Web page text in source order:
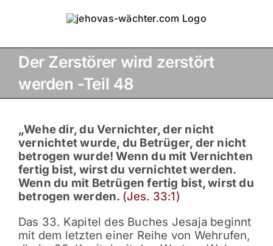
Der Zerstörer wird zerstört
werden -Teil 48
Image
„Wehe dir, du Vernichter, der nicht
vernichtet wurde, du Betrüger, der nicht
betrogen wurde! Wenn du mit Vernichten
fertig bist, wirst du vernichtet werden.
Wenn du mit Betrügen fertig bist, wirst du
betrogen werden. (Jes. 33:1)
Das 33. Kapitel des Buches Jesaja beginnt
mit dem letzten einer Reihe von Wehrufen,